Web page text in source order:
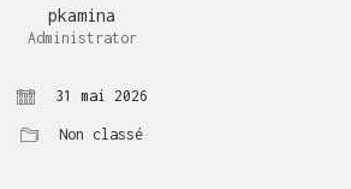
pkamina
Administrator
31 mai 2026
Non classé